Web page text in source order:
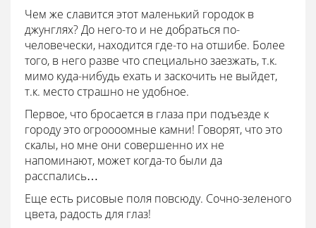
Чем же славится этот маленький городок в
джунглях? До него-то и не добраться по-
человечески, находится где-то на отшибе. Более
того, в него разве что специально заезжать, т.к.
мимо куда-нибудь ехать и заскочить не выйдет,
т.к. место страшно не удобное.
Первое, что бросается в глаза при подъезде к
городу это огроооомные камни! Говорят, что это
скалы, но мне они совершенно их не
напоминают, может когда-то были да
расспались…
Еще есть рисовые поля повсюду. Сочно-зеленого
цвета, радость для глаз!